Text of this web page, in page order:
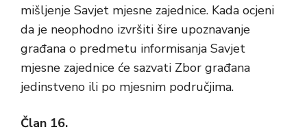
mišljenje Savjet mjesne zajednice. Kada ocjeni
da je neophodno izvršiti šire upoznavanje
građana o predmetu informisanja Savjet
mjesne zajednice će sazvati Zbor građana
jedinstveno ili po mjesnim područjima.
Član 16.